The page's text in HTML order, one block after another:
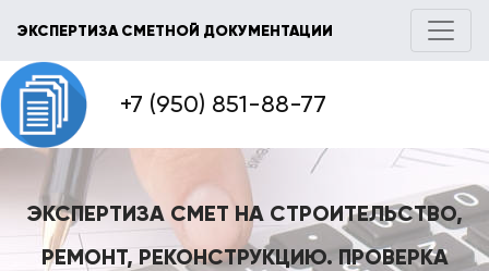
ЭКСПЕРТИЗА СМЕТНОЙ ДОКУМЕНТАЦИИ
+7 (950) 851-88-77
ЭКСПЕРТИЗА СМЕТ НА СТРОИТЕЛЬСТВО,
РЕМОНТ, РЕКОНСТРУКЦИЮ. ПРОВЕРКА